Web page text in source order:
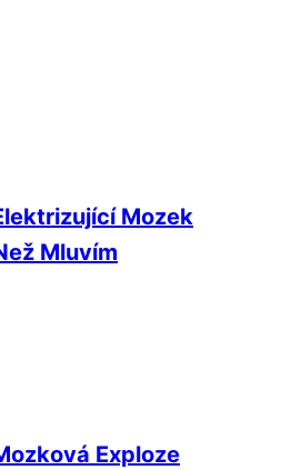
Mozek
Mluvím
Exploze